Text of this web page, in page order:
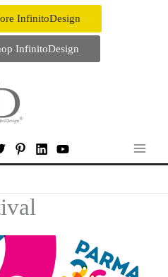
InfinitoDesign
InfinitoDesign